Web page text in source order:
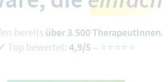
bereits über 3.500 TherapeutInnen.
Top bewertet: 4,9/5 – ⭐️⭐️⭐️⭐️⭐️